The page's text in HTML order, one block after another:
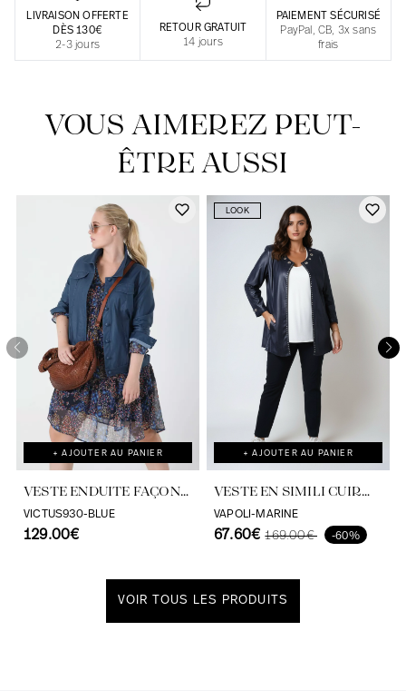
Notre actualité dans le journal
LIVRAISON OFFERTE
DÈS 130€
2-3 jours
RETOUR GRATUIT
14 jours
PAIEMENT SÉCURISÉ
PayPal, CB, 3x sans
frais
VOUS AIMEREZ PEUT-
ÊTRE AUSSI
+ AJOUTER AU PANIER
VESTE ENDUITE FAÇON
JEANS
VICTUS930-BLUE
129.00€
LOOK
+ AJOUTER AU PANIER
VESTE EN SIMILI CUIR
NOIR CLOUTEE-ESPRIT
ROCK CHIC EDITION
VAPOLI-MARINE
67.60€ 169.00€ -60%
VOIR TOUS LES PRODUITS